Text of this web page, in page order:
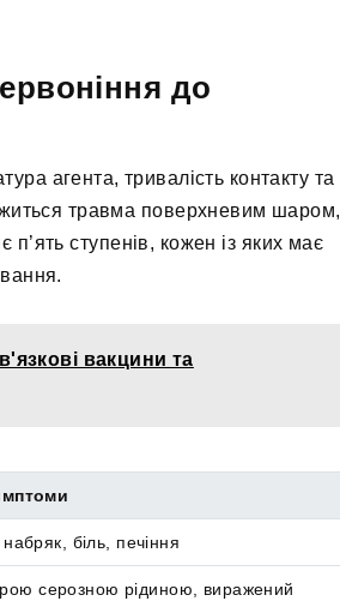
до
агента, тривалість контакту та
травма поверхневим шаром,
п’ять ступенів, кожен із яких має
вакцини та
біль, печіння
серозною рідиною, виражений